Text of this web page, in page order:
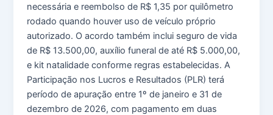
necessária e reembolso de R$ 1,35 por quilômetro
rodado quando houver uso de veículo próprio
autorizado. O acordo também inclui seguro de vida
de R$ 13.500,00, auxílio funeral de até R$ 5.000,00,
e kit natalidade conforme regras estabelecidas. A
Participação nos Lucros e Resultados (PLR) terá
período de apuração entre 1º de janeiro e 31 de
dezembro de 2026, com pagamento em duas